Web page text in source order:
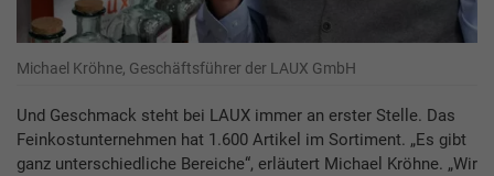
Michael Kröhne, Geschäftsführer der LAUX GmbH
Und Geschmack steht bei LAUX immer an erster Stelle. Das
Feinkostunternehmen hat 1.600 Artikel im Sortiment. „Es gibt
ganz unterschiedliche Bereiche“, erläutert Michael Kröhne. „Wir